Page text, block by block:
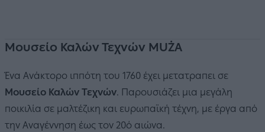
Μουσείο Καλών Τεχνών MUŻA
Ένα Ανάκτορο ιππότη του 1760 έχει μετατραπει σε
Μουσείο Καλών Τεχνών. Παρουσιάζει μια μεγάλη
ποικιλία σε μαλτέζικη και ευρωπαϊκή τέχνη, με έργα από
την Αναγέννηση έως τον 20ό αιώνα.